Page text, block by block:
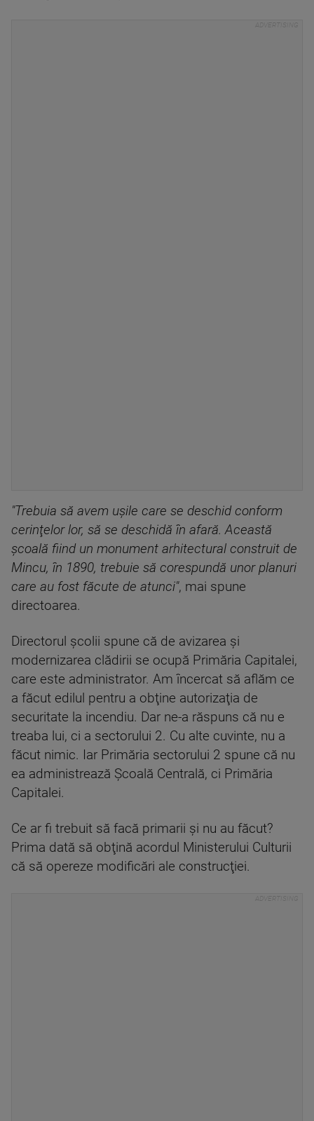
"Trebuia să avem uşile care se deschid conform
cerinţelor lor, să se deschidă în afară. Această
şcoală fiind un monument arhitectural construit de
Mincu, în 1890, trebuie să corespundă unor planuri
care au fost făcute de atunci", mai spune
directoarea.
Directorul şcolii spune că de avizarea şi
modernizarea clădirii se ocupă Primăria Capitalei,
care este administrator. Am încercat să aflăm ce
a făcut edilul pentru a obţine autorizaţia de
securitate la incendiu. Dar ne-a răspuns că nu e
treaba lui, ci a sectorului 2. Cu alte cuvinte, nu a
făcut nimic. Iar Primăria sectorului 2 spune că nu
ea administrează Şcoală Centrală, ci Primăria
Capitalei.
Ce ar fi trebuit să facă primarii şi nu au făcut?
Prima dată să obţină acordul Ministerului Culturii
că să opereze modificări ale construcţiei.